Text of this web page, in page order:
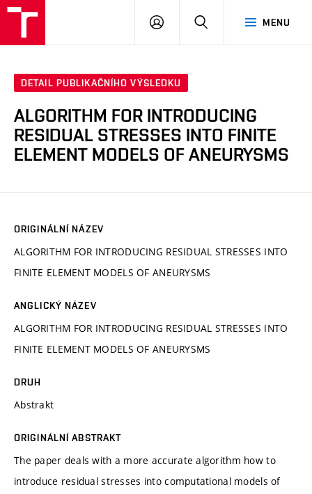
MENU
PŘIHLÁSIT
DETAIL PUBLIKAČNÍHO VÝSLEDKU
ALGORITHM FOR INTRODUCING
RESIDUAL STRESSES INTO FINITE
ELEMENT MODELS OF ANEURYSMS
ORIGINÁLNÍ NÁZEV
ALGORITHM FOR INTRODUCING RESIDUAL STRESSES INTO
FINITE ELEMENT MODELS OF ANEURYSMS
ANGLICKÝ NÁZEV
ALGORITHM FOR INTRODUCING RESIDUAL STRESSES INTO
FINITE ELEMENT MODELS OF ANEURYSMS
DRUH
Abstrakt
ORIGINÁLNÍ ABSTRAKT
The paper deals with a more accurate algorithm how to
introduce residual stresses into computational models of